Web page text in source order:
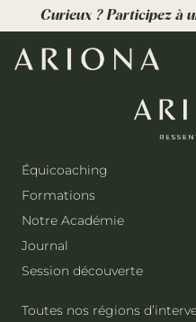
Curieux ? Participez à
Équicoaching
Formations
Notre Académie
Journal
Session découverte
Toutes nos régions